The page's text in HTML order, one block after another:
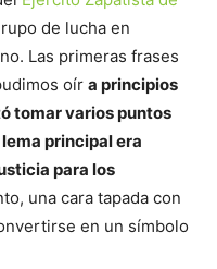
de lucha en
Las primeras frases
oír a principios
tomar varios puntos
principal era
para los
una cara tapada con
en un símbolo